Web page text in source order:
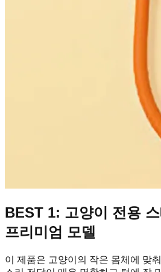
BEST 1: 고양이 전용
프리미엄 모델
이 제품은 고양이의 작은 몸체에 맞